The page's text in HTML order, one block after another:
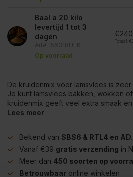
Baal a 20 kilo
levertijd 1 tot 3
dagen
Art# 15631BULK
Op voorraad
Totaal:
De kruidenmix voor lamsvlees is
Je kunt lamsvlees bakken, wokken
kruidenmix geeft veel extra smaak en
Lees meer
Bekend van SBS6 & RTL4 en
Vanaf €39 gratis verzending in
Meer dan 450 soorten op
Betrouwbaar online winkelen